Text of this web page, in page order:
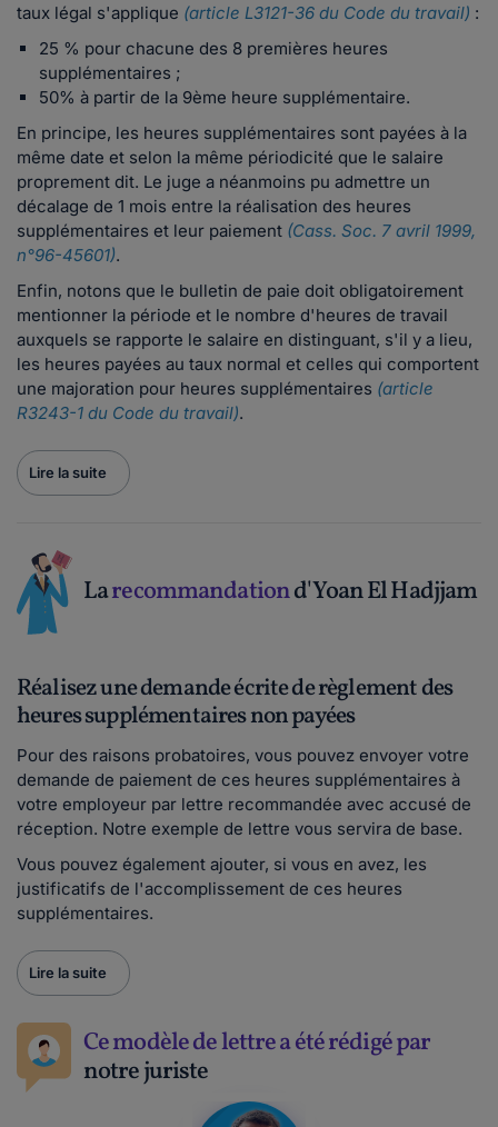
taux légal s'applique (article L3121-36 du Code du travail) :
25 % pour chacune des 8 premières heures
supplémentaires ;
50% à partir de la 9ème heure supplémentaire.
En principe, les heures supplémentaires sont payées à la
même date et selon la même périodicité que le salaire
proprement dit. Le juge a néanmoins pu admettre un
décalage de 1 mois entre la réalisation des heures
supplémentaires et leur paiement (Cass. Soc. 7 avril 1999,
n°96-45601).
Enfin, notons que le bulletin de paie doit obligatoirement
mentionner la période et le nombre d'heures de travail
auxquels se rapporte le salaire en distinguant, s'il y a lieu,
les heures payées au taux normal et celles qui comportent
une majoration pour heures supplémentaires (article
R3243-1 du Code du travail).
Lire la suite
Larecommandationd'Yoan El Hadjjam
Réalisez une demande écrite de règlement des
heures supplémentaires non payées
Pour des raisons probatoires, vous pouvez envoyer votre
demande de paiement de ces heures supplémentaires à
votre employeur par lettre recommandée avec accusé de
réception. Notre exemple de lettre vous servira de base.
Vous pouvez également ajouter, si vous en avez, les
justificatifs de l'accomplissement de ces heures
supplémentaires.
Lire la suite
Ce modèle de lettre a été rédigé par
notre juriste